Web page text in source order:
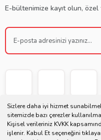
Sizlere daha iyi hizmet
sitemizde bazı çerezler
Kişisel verileriniz KVKK
işlenir. Kabul Et seçeneğini
E-bültenimize kayıt olun, özel
Copyright © 2021 | Bu